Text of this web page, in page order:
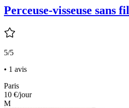
Perceuse-visseuse sans fil
5/5
• 1 avis
Paris
10 €/jour
M